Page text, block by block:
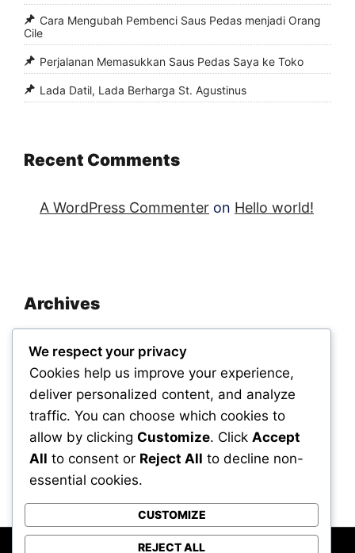
Cara Mengubah Pembenci Saus Pedas menjadi Orang
Cile
Perjalanan Memasukkan Saus Pedas Saya ke Toko
Lada Datil, Lada Berharga St. Agustinus
Recent Comments
A WordPress Commenter on Hello world!
Archives
September 2025
Categories
Uncategorized
Powered by WordPress
We respect your privacy
Cookies help us improve your experience,
deliver personalized content, and analyze
traffic. You can choose which cookies to
allow by clicking Customize. Click Accept
All to consent or Reject All to decline non-
essential cookies.
CUSTOMIZE
REJECT ALL